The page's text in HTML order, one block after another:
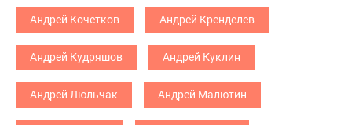
Андрей Кочетков Андрей Кренделев
Андрей Кудряшов Андрей Куклин
Андрей Люльчак Андрей Малютин